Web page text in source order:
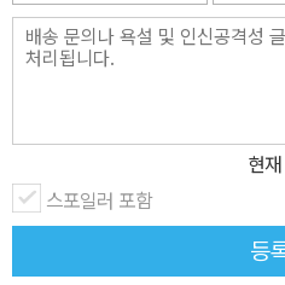
우리는 아무리 힘들고 절망적인 상
것이 얼마나 소중하고, 결국 그 약
할 거예요.
현재
스포일러 포함
등